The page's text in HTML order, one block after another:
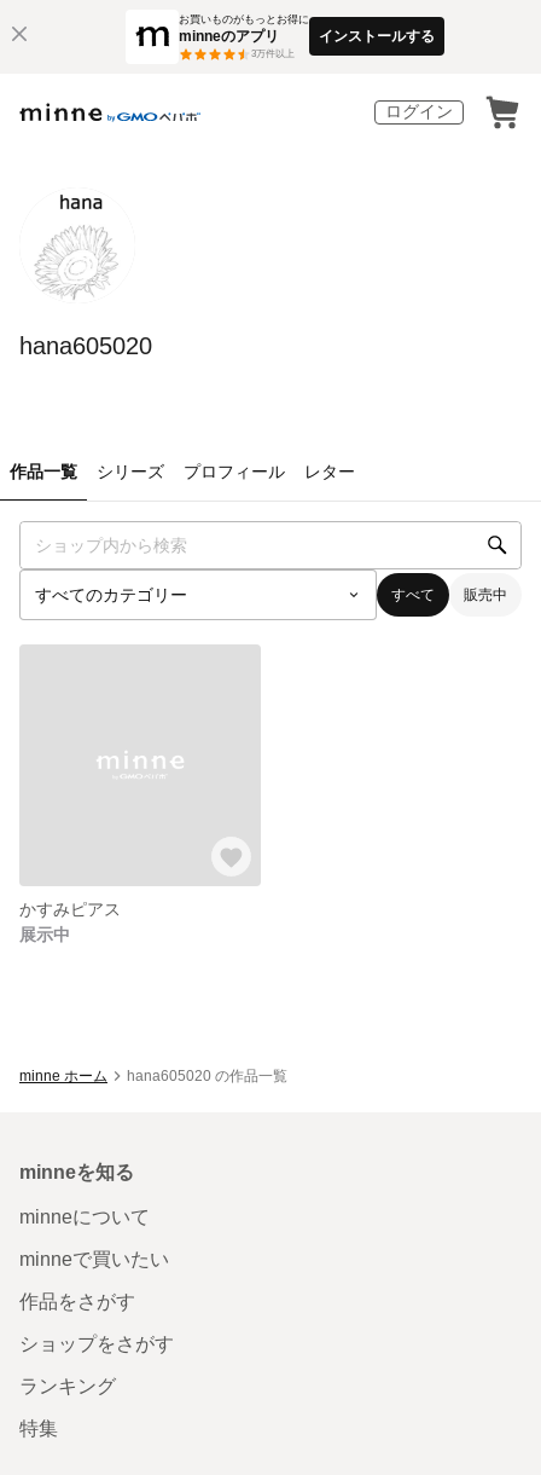
お買いものがもっとお得に
minneのアプリ
3万件以上
インストールする
ログイン
hana605020
作品一覧 シリーズ プロフィール レター
すべて 販売中
かすみピアス
展示中
minne ホーム hana605020 の作品一覧
minneを知る
minneについて
minneで買いたい
作品をさがす
ショップをさがす
ランキング
特集